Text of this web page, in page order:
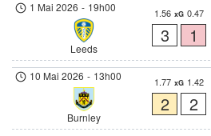
1 Mai 2026 - 19h00
Leeds
1.56 xG 0.47
3 1
10 Mai 2026 - 13h00
Burnley
1.77 xG 1.42
2 2